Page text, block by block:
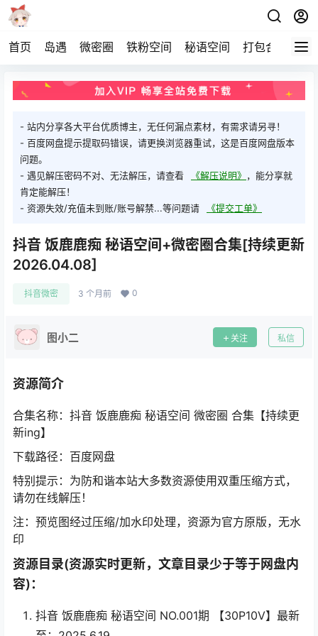
首页 岛遇 微密圈 铁粉空间 秘语空间 打包合集 关
- 站内分享各大平台优质博主，无任何漏点素材，有需求请另寻！
- 百度网盘提示提取码错误，请更换浏览器重试，这是百度网盘版本
问题。
- 遇见解压密码不对、无法解压，请查看
《解压说明》 ，能分享就
肯定能解压！
- 资源失效/充值未到账/账号解禁...等问题请
《提交工单》
抖音 饭鹿鹿痴 秘语空间+微密圈合集[持续更新
2026.04.08]
抖音微密 3 个月前 0
图小二 关注 私信
资源简介
合集名称：抖音 饭鹿鹿痴 秘语空间 微密圈 合集【持续更
新ing】
下载路径：百度网盘
特别提示：为防和谐本站大多数资源使用双重压缩方式，
请勿在线解压！
注：预览图经过压缩/加水印处理，资源为官方原版，无水
印
资源目录(资源实时更新，文章目录少于等于网盘内
容)：
抖音 饭鹿鹿痴 秘语空间 NO.001期 【30P10V】最新